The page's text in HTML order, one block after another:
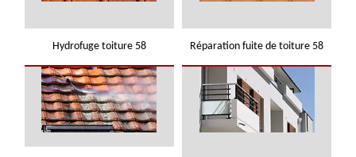
Hydrofuge toiture 58 Réparation fuite de toiture 58